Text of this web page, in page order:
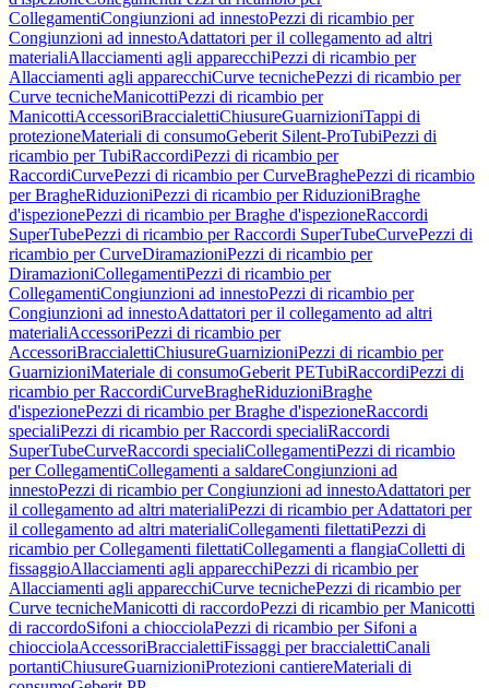
CollegamentiCongiunzioni ad innestoPezzi di ricambio per
Congiunzioni ad innestoAdattatori per il collegamento ad altri
materialiAllacciamenti agli apparecchiPezzi di ricambio per
Allacciamenti agli apparecchiCurve tecnichePezzi di ricambio per
Curve tecnicheManicottiPezzi di ricambio per
ManicottiAccessoriBraccialettiChiusureGuarnizioniTappi di
protezioneMateriali di consumoGeberit Silent-ProTubiPezzi di
ricambio per TubiRaccordiPezzi di ricambio per
RaccordiCurvePezzi di ricambio per CurveBraghePezzi di ricambio
per BragheRiduzioniPezzi di ricambio per RiduzioniBraghe
d'ispezionePezzi di ricambio per Braghe d'ispezioneRaccordi
SuperTubePezzi di ricambio per Raccordi SuperTubeCurvePezzi di
ricambio per CurveDiramazioniPezzi di ricambio per
DiramazioniCollegamentiPezzi di ricambio per
CollegamentiCongiunzioni ad innestoPezzi di ricambio per
Congiunzioni ad innestoAdattatori per il collegamento ad altri
materialiAccessoriPezzi di ricambio per
AccessoriBraccialettiChiusureGuarnizioniPezzi di ricambio per
GuarnizioniMateriale di consumoGeberit PETubiRaccordiPezzi di
ricambio per RaccordiCurveBragheRiduzioniBraghe
d'ispezionePezzi di ricambio per Braghe d'ispezioneRaccordi
specialiPezzi di ricambio per Raccordi specialiRaccordi
SuperTubeCurveRaccordi specialiCollegamentiPezzi di ricambio
per CollegamentiCollegamenti a saldareCongiunzioni ad
innestoPezzi di ricambio per Congiunzioni ad innestoAdattatori per
il collegamento ad altri materialiPezzi di ricambio per Adattatori per
il collegamento ad altri materialiCollegamenti filettatiPezzi di
ricambio per Collegamenti filettatiCollegamenti a flangiaColletti di
fissaggioAllacciamenti agli apparecchiPezzi di ricambio per
Allacciamenti agli apparecchiCurve tecnichePezzi di ricambio per
Curve tecnicheManicotti di raccordoPezzi di ricambio per Manicotti
di raccordoSifoni a chiocciolaPezzi di ricambio per Sifoni a
chiocciolaAccessoriBraccialettiFissaggi per braccialettiCanali
portantiChiusureGuarnizioniProtezioni cantiereMateriali di